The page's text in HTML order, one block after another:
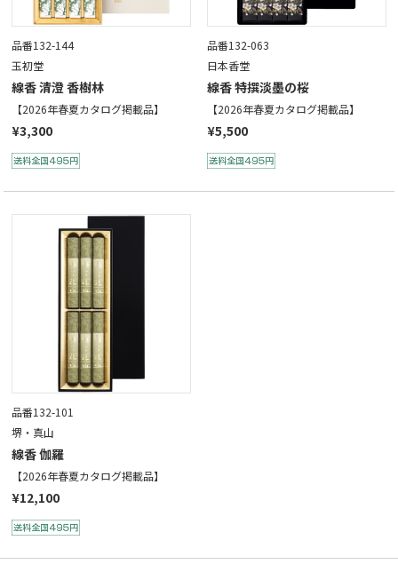
品番132-144
玉初堂
線香 清澄 香樹林
【2026年春夏カタログ掲載品】
¥3,300
品番132-063
日本香堂
線香 特撰淡墨の桜
【2026年春夏カタログ掲載品】
¥5,500
品番132-101
堺・真山
線香 伽羅
【2026年春夏カタログ掲載品】
¥12,100